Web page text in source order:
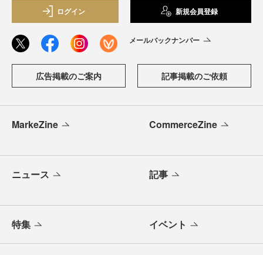
ログイン 新規会員登録
メールバックナンバー
広告掲載のご案内 記事掲載のご依頼
MarkeZine CommerceZine
ニュース 記事
特集 イベント